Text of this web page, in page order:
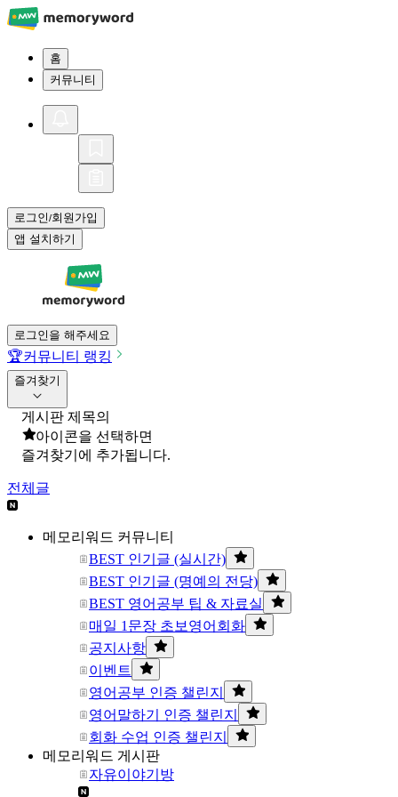
홈
커뮤니티
로그인/회원가입
앱 설치하기
로그인을 해주세요
🏆커뮤니티 랭킹
즐겨찾기
게시판 제목의
아이콘을 선택하면
즐겨찾기에 추가됩니다.
전체글
메모리워드 커뮤니티
BEST 인기글 (실시간)
BEST 인기글 (명예의 전당)
BEST 영어공부 팁 & 자료실
매일 1문장 초보영어회화
공지사항
이벤트
영어공부 인증 챌린지
영어말하기 인증 챌린지
회화 수업 인증 챌린지
메모리워드 게시판
자유이야기방